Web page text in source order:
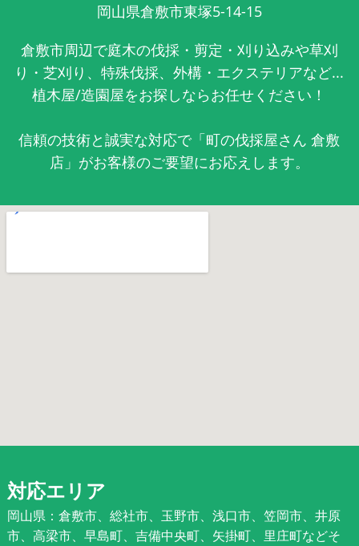
岡山県倉敷市東塚5-14-15
倉敷市周辺で庭木の伐採・剪定・刈り込みや草刈
り・芝刈り、特殊伐採、外構・エクステリアなど...
植木屋/造園屋をお探しならお任せください！
信頼の技術と誠実な対応で「町の伐採屋さん 倉敷
店」がお客様のご要望にお応えします。
対応エリア
岡山県：倉敷市、総社市、玉野市、浅口市、笠岡市、井原
市、高梁市、早島町、吉備中央町、矢掛町、里庄町などそ